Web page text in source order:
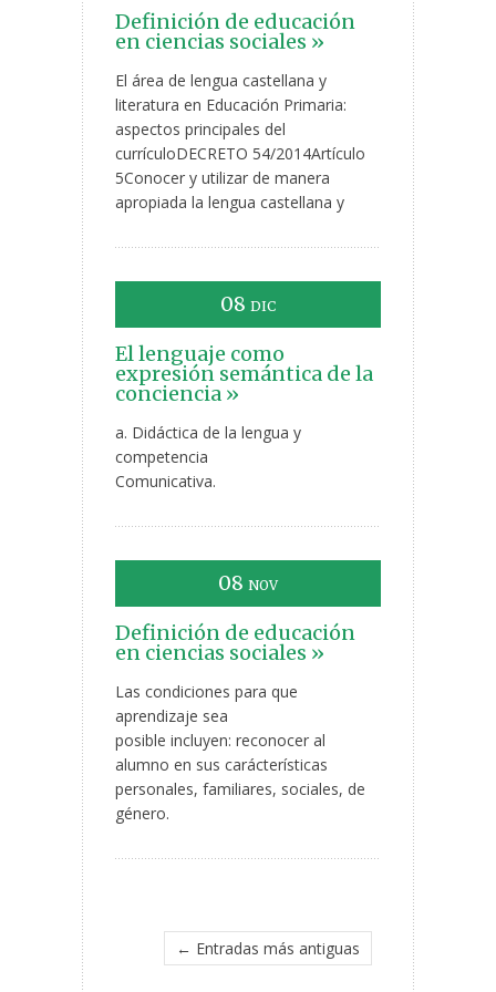
Definición de educación
en ciencias sociales »
El área de lengua castellana y
literatura en Educación Primaria:
aspectos principales del
currículoDECRETO 54/2014Artículo
5Conocer y utilizar de manera
apropiada la lengua castellana y
08 DIC
El lenguaje como
expresión semántica de la
conciencia »
a. Didáctica de la lengua y
competencia
Comunicativa.
08 NOV
Definición de educación
en ciencias sociales »
Las condiciones para que
aprendizaje sea
posible incluyen: reconocer al
alumno en sus carácterísticas
personales, familiares, sociales, de
género.
← Entradas más antiguas